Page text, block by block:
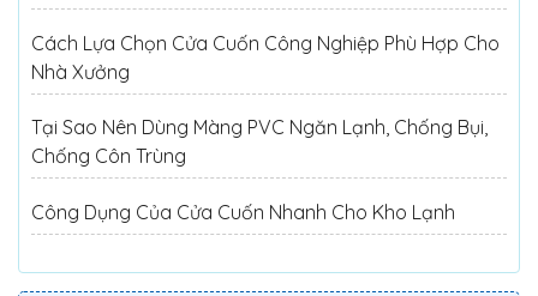
Cách Lựa Chọn Cửa Cuốn Công Nghiệp Phù Hợp Cho
Nhà Xưởng
Tại Sao Nên Dùng Màng PVC Ngăn Lạnh, Chống Bụi,
Chống Côn Trùng
Công Dụng Của Cửa Cuốn Nhanh Cho Kho Lạnh